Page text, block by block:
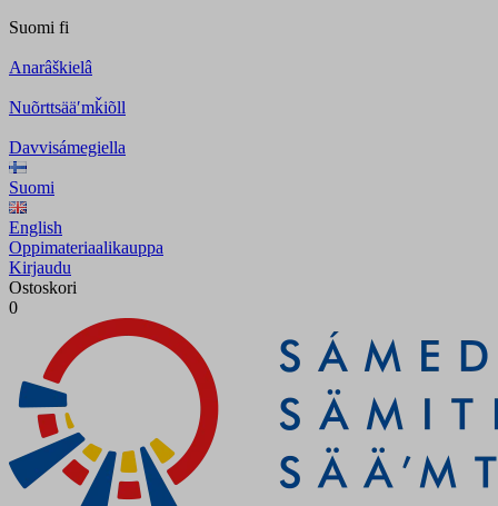
Suomi fi
Anarâškielâ
Nuõrttsääʹmǩiõll
Davvisámegiella
Suomi
English
Oppimateriaalikauppa
Kirjaudu
Ostoskori
0